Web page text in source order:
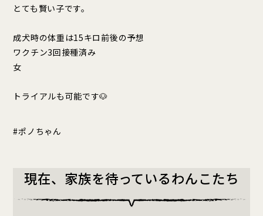
とても賢い子です。
成犬時の体重は15キロ前後の予想
ワクチン3回接種済み
女
トライアルも可能です🐶
#ポノちゃん
現在、家族を待っているわんこたち